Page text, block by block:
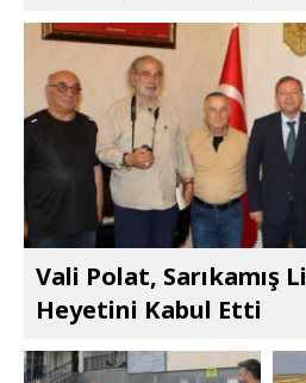
Vali Polat, Sarıkamış
Heyetini Kabul Etti